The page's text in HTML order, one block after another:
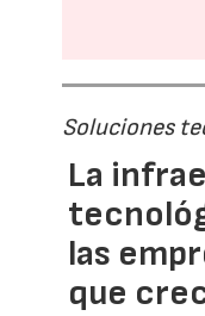
Soluciones
La
las
que